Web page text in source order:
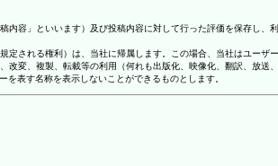
容」といいます）及び投稿内容に対して行った評価を保存し
される権利）は、当社に帰属します。この場合、当社はユーザ
変、複製、転載等の利用（何れも出版化、映像化、翻訳、放
表す名称を表示しないことができるものとします。